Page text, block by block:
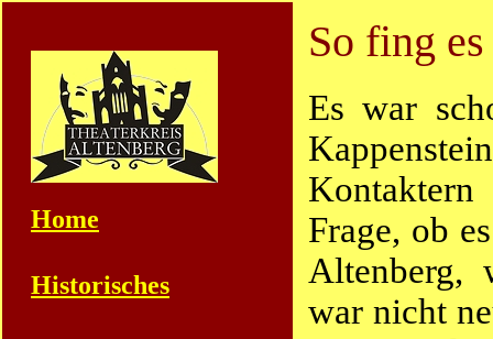
Home
Historisches
So fing
Es war
Frage, ob
Altenberg,
war nicht